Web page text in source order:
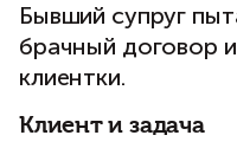
Бывший супруг
брачный договор
клиентки.
Клиент и задача